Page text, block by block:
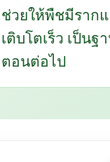
ช่วยให้พืชมีรากแ
เติบโตเร็ว เป็น
ตอนต่อไป